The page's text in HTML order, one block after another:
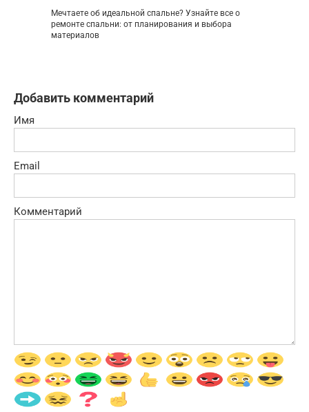
Мечтаете об идеальной спальне? Узнайте все о
ремонте спальни: от планирования и выбора
материалов
Добавить комментарий
Имя
Email
Комментарий